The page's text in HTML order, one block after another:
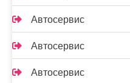
Автосервис
Автосервис
Автосервис